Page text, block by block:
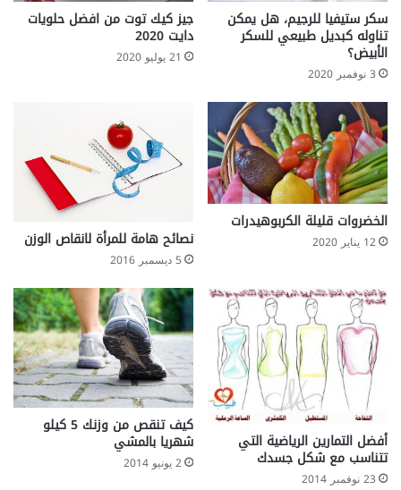
سكر ستيفيا للرجيم، هل يمكن
تناوله كبديل طبيعي للسكر
الأبيض؟
3 نوفمبر 2020
جيز كيك توت من افضل حلويات
دايت 2020
21 يوليو 2020
الخضروات قليلة الكربوهيدرات
12 يناير 2020 نصائح هامة للمرأة لانقاص الوزن
5 ديسمبر 2016
أفضل التمارين الرياضية التي
تتناسب مع شكل جسدك
23 نوفمبر 2014
كيف تنقص من وزنك 5 كيلو
شهريا بالمشي
2 يونيو 2014